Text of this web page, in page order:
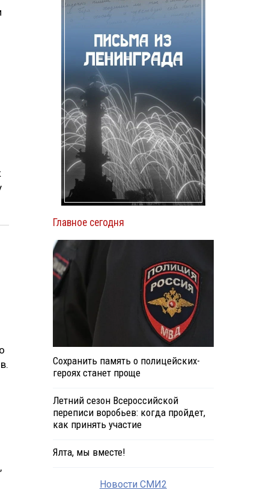
Главное сегодня
Сохранить память о полицейских-
героях станет проще
Летний сезон Всероссийской
переписи воробьев: когда пройдет,
как принять участие
Ялта, мы вместе!
Новости СМИ2